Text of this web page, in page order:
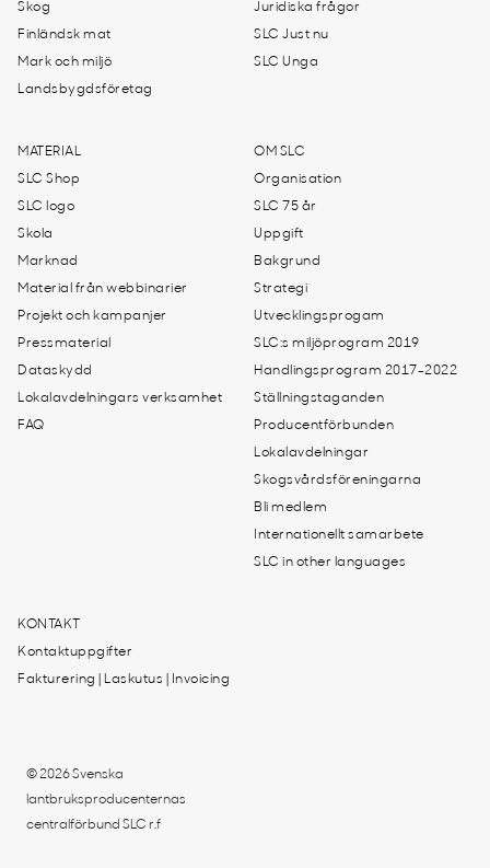
Skog
Finländsk mat
Mark och miljö
Landsbygdsföretag
Juridiska frågor
SLC Just nu
SLC Unga
MATERIAL
SLC Shop
SLC logo
Skola
Marknad
Material från webbinarier
Projekt och kampanjer
Pressmaterial
Dataskydd
Lokalavdelningars verksamhet
FAQ
OM SLC
Organisation
SLC 75 år
Uppgift
Bakgrund
Strategi
Utvecklingsprogam
SLC:s miljöprogram 2019
Handlingsprogram 2017-2022
Ställningstaganden
Producentförbunden
Lokalavdelningar
Skogsvårdsföreningarna
Bli medlem
Internationellt samarbete
SLC in other languages
KONTAKT
Kontaktuppgifter
Fakturering | Laskutus | Invoicing
© 2026 Svenska
lantbruksproducenternas
centralförbund SLC r.f